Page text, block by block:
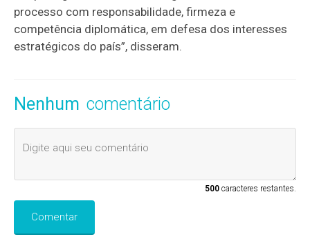
processo com responsabilidade, firmeza e
competência diplomática, em defesa dos interesses
estratégicos do país”, disseram.
Nenhum comentário
500caracteres restantes.
Comentar